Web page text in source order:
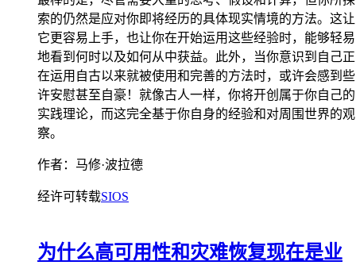
索的仍然是应对你即将经历的具体现实情境的方法。这让
它更容易上手，也让你在开始运用这些经验时，能够轻易
地看到何时以及如何从中获益。此外，当你意识到自己正
在运用自古以来就被使用和完善的方法时，或许会感到些
许安慰甚至自豪！就像古人一样，你将开创属于你自己的
实践理论，而这完全基于你自身的经验和对周围世界的观
察。
作者：马修·波拉德
经许可转载SIOS
为什么高可用性和灾难恢复现在是业